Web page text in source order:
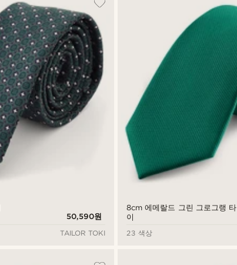
50,590원
TAILOR TOKI
8cm 에메랄드 그린 그로그랭 타
이
23 색상